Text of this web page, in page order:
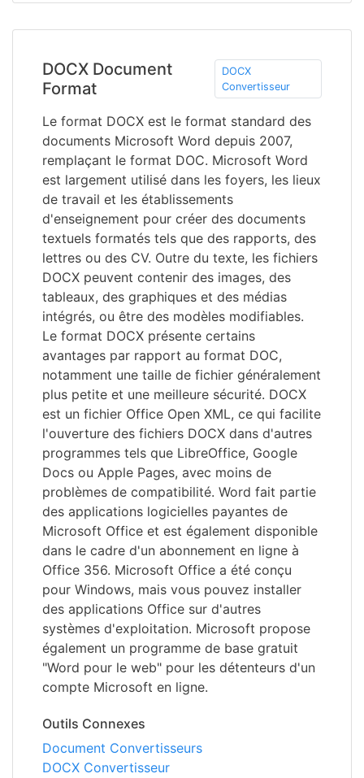
DOCX Document
Format
DOCX
Convertisseur
Le format DOCX est le format standard des
documents Microsoft Word depuis 2007,
remplaçant le format DOC. Microsoft Word
est largement utilisé dans les foyers, les lieux
de travail et les établissements
d'enseignement pour créer des documents
textuels formatés tels que des rapports, des
lettres ou des CV. Outre du texte, les fichiers
DOCX peuvent contenir des images, des
tableaux, des graphiques et des médias
intégrés, ou être des modèles modifiables.
Le format DOCX présente certains
avantages par rapport au format DOC,
notamment une taille de fichier généralement
plus petite et une meilleure sécurité. DOCX
est un fichier Office Open XML, ce qui facilite
l'ouverture des fichiers DOCX dans d'autres
programmes tels que LibreOffice, Google
Docs ou Apple Pages, avec moins de
problèmes de compatibilité. Word fait partie
des applications logicielles payantes de
Microsoft Office et est également disponible
dans le cadre d'un abonnement en ligne à
Office 356. Microsoft Office a été conçu
pour Windows, mais vous pouvez installer
des applications Office sur d'autres
systèmes d'exploitation. Microsoft propose
également un programme de base gratuit
"Word pour le web" pour les détenteurs d'un
compte Microsoft en ligne.
Outils Connexes
Document Convertisseurs
DOCX Convertisseur